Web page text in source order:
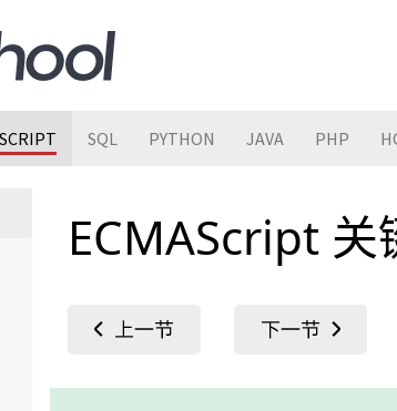
SQL PYTHON JAVA PHP
ECMAScript 关